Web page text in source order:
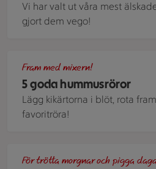
Vi har valt ut våra mest
gjort dem vego!
5 goda hummusröror
Fram med mixern!
Lägg kikärtorna i blöt, rota
favoritröra!
För trötta morgnar och pigga